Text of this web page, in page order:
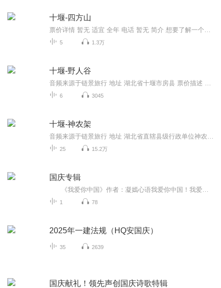
十堰-四方山
5 1.3万
十堰-野人谷
6 3045
十堰-神农架
25 15.2万
国庆专辑
1 78
2025年一建法规（HQ安国庆）
35 2639
国庆献礼！领先声创国庆诗歌特辑